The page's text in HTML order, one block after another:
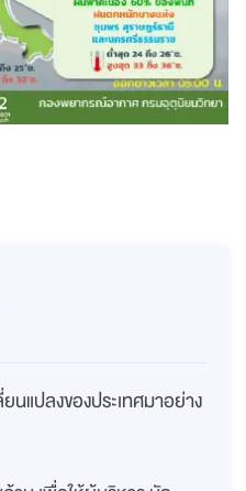
แปลงของประเทศมาอย่าง